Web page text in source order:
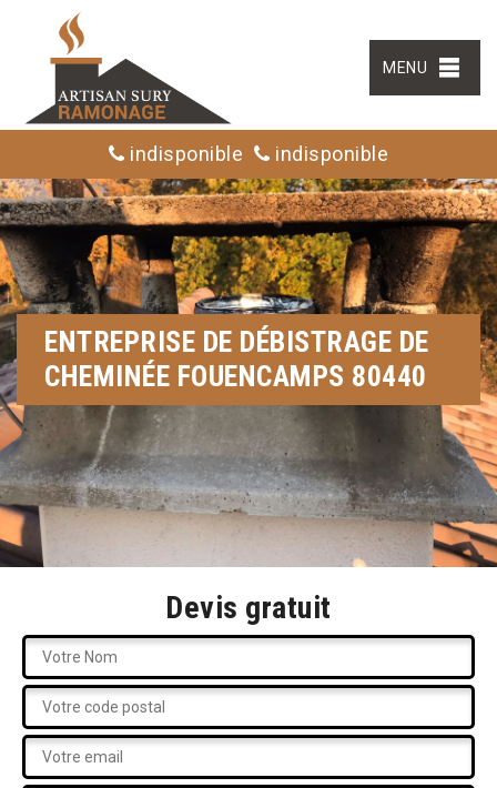
MENU
indisponible indisponible
ENTREPRISE DE DÉBISTRAGE DE
CHEMINÉE FOUENCAMPS 80440
Devis gratuit